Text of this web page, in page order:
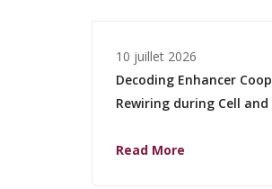
10 juillet 2026
Decoding Enhancer
Rewiring during Cell
Read More